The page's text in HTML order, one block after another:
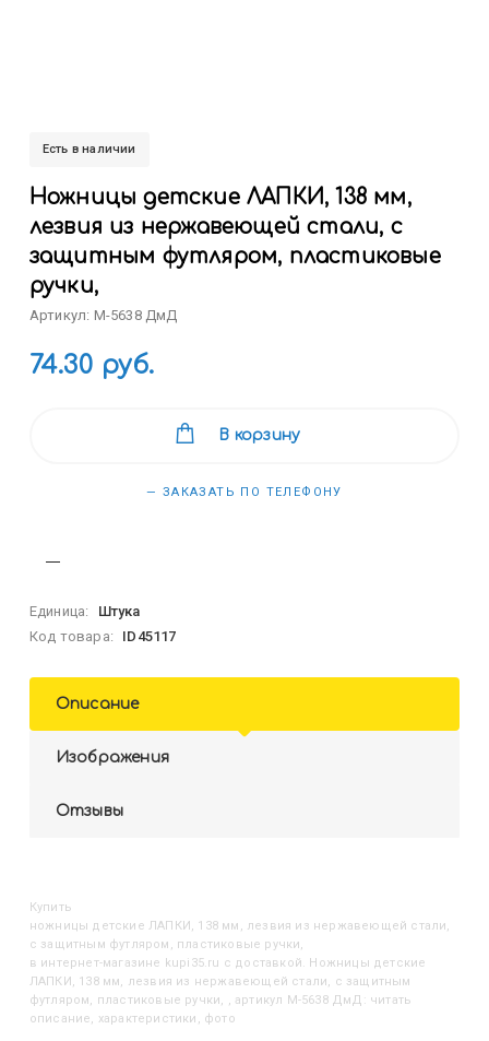
Есть в наличии
Ножницы детские ЛАПКИ, 138 мм,
лезвия из нержавеющей стали, с
защитным футляром, пластиковые
ручки,
Артикул: M-5638 ДмД
74.30 руб.
В корзину
— ЗАКАЗАТЬ ПО ТЕЛЕФОНУ
Единица:
Штука
Код товара:
ID45117
Описание
Изображения
Отзывы
Купить
Ножницы детские ЛАПКИ, 138 мм, лезвия из нержавеющей стали,
с защитным футляром, пластиковые ручки,
в интернет-магазине kupi35.ru с доставкой. Ножницы детские
ЛАПКИ, 138 мм, лезвия из нержавеющей стали, с защитным
футляром, пластиковые ручки, , артикул M-5638 ДмД: читать
описание, характеристики, фото